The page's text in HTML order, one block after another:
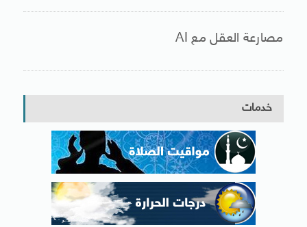
مصارعة العقل مع AI
خدمات